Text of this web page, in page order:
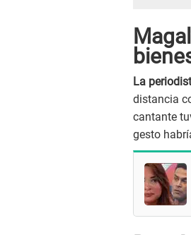
La
distancia
cantante
gesto